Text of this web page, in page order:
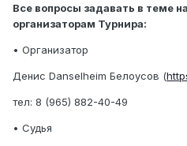
Все вопросы задавать в теме
организаторам Турнира:
• Организатор
Денис Danselheim Белоусов (
тел: 8 (965) 882-40-49
• Судья